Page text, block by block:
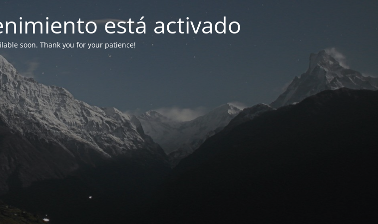
está activado
soon. Thank you for your patience!